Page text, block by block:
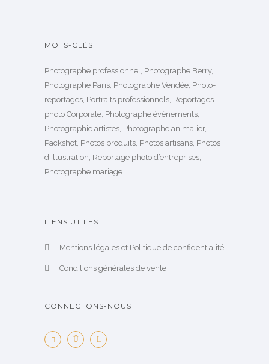
MOTS-CLÉS
Photographe professionnel, Photographe Berry,
Photographe Paris, Photographe Vendée, Photo-
reportages, Portraits professionnels, Reportages
photo Corporate, Photographe événements,
Photographie artistes, Photographe animalier,
Packshot, Photos produits, Photos artisans, Photos
d’illustration, Reportage photo d’entreprises,
Photographe mariage
LIENS UTILES
Mentions légales et Politique de confidentialité
Conditions générales de vente
CONNECTONS-NOUS